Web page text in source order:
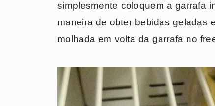
simplesmente coloquem a garrafa
maneira de obter bebidas geladas
molhada em volta da garrafa no